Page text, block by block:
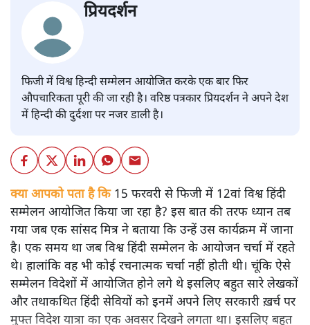
प्रियदर्शन
फिजी में विश्व हिन्दी सम्मेलन आयोजित करके एक बार फिर
औपचारिकता पूरी की जा रही है। वरिष्ठ पत्रकार प्रियदर्शन ने अपने देश
में हिन्दी की दुर्दशा पर नजर डाली है।
क्या आपको पता है कि15 फरवरी से फिजी में 12वां विश्व हिंदी
सम्मेलन आयोजित किया जा रहा है? इस बात की तरफ ध्यान तब
गया जब एक सांसद मित्र ने बताया कि उन्हें उस कार्यक्रम में जाना
है। एक समय था जब विश्व हिंदी सम्मेलन के आयोजन चर्चा में रहते
थे। हालांकि वह भी कोई रचनात्मक चर्चा नहीं होती थी। चूंकि ऐसे
सम्मेलन विदेशों में आयोजित होने लगे थे इसलिए बहुत सारे लेखकों
और तथाकथित हिंदी सेवियों को इनमें अपने लिए सरकारी ख़र्च पर
मुफ्त विदेश यात्रा का एक अवसर दिखने लगता था। इसलिए बहुत